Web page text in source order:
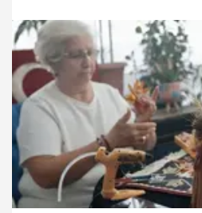
21.07.2026 Gündem